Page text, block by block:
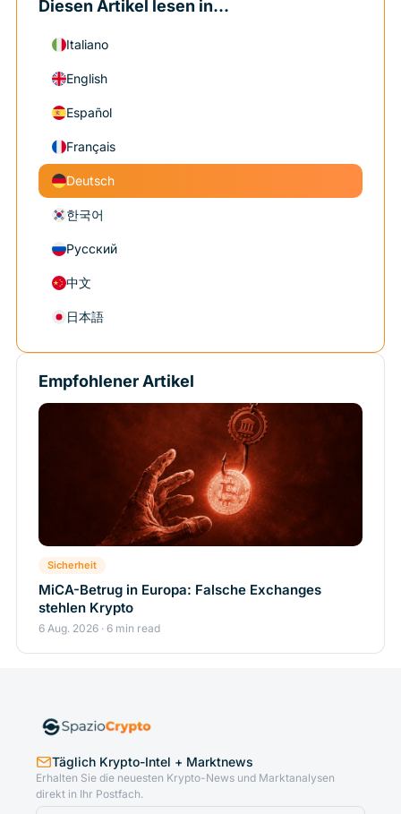
Diesen Artikel lesen in...
Italiano
English
Español
Français
Deutsch
한국어
Русский
中文
日本語
Empfohlener Artikel
Sicherheit
MiCA-Betrug in Europa: Falsche Exchanges
stehlen Krypto
6 Aug. 2026 · 6 min read
Täglich Krypto-Intel + Marktnews
Erhalten Sie die neuesten Krypto-News und Marktanalysen
direkt in Ihr Postfach.